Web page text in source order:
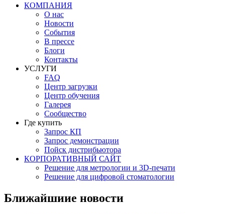
КОМПАНИЯ
О нас
Новости
События
В прессе
Блоги
Контакты
УСЛУГИ
FAQ
Центр загрузки
Центр обучения
Галерея
Сообщество
Где купить
Запрос КП
Запрос демонстрации
Пойск дистрибьютора
КОРПОРАТИВНЫЙ САЙТ
Решение для метрологии и 3D-печати
Решение для цифровой стоматологии
Ближайшиие новости